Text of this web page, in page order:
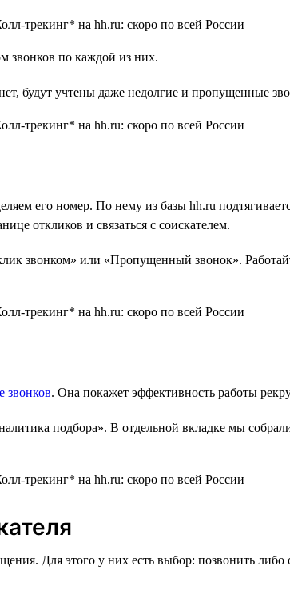
звонков по каждой из них.
будут учтены даже недолгие и пропущенные
его номер. По нему из базы hh.ru
откликов и связаться с соискателем.
звонком» или «Пропущенный звонок».
звонков. Она покажет эффективность работы
подбора». В отдельной вкладке мы
Для этого у них есть выбор: позвонить либо